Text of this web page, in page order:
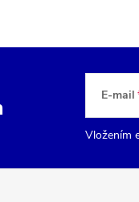
E-mail
Vložením